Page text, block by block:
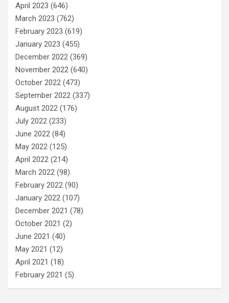
April 2023 (646)
March 2023 (762)
February 2023 (619)
January 2023 (455)
December 2022 (369)
November 2022 (640)
October 2022 (473)
September 2022 (337)
August 2022 (176)
July 2022 (233)
June 2022 (84)
May 2022 (125)
April 2022 (214)
March 2022 (98)
February 2022 (90)
January 2022 (107)
December 2021 (78)
October 2021 (2)
June 2021 (40)
May 2021 (12)
April 2021 (18)
February 2021 (5)